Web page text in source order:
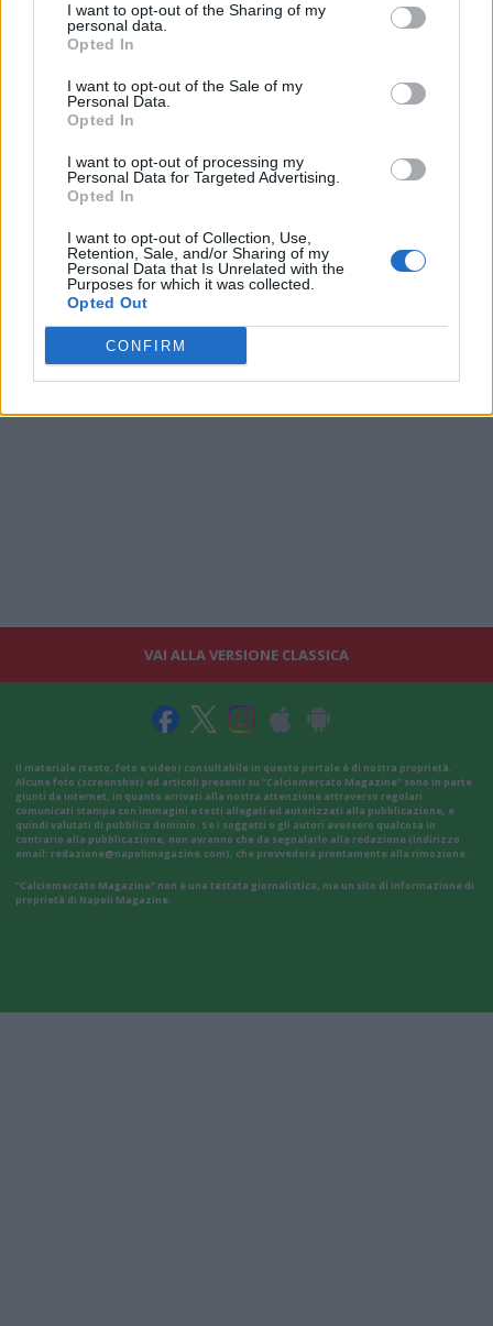
I want to opt-out of the Sharing of my
personal data.
Opted In
I want to opt-out of the Sale of my
Personal Data.
Opted In
I want to opt-out of processing my
Personal Data for Targeted Advertising.
Opted In
I want to opt-out of Collection, Use,
Retention, Sale, and/or Sharing of my
Personal Data that Is Unrelated with the
Purposes for which it was collected.
Opted Out
CONFIRM
VAI ALLA VERSIONE CLASSICA
Il materiale (testo, foto e video) consultabile in questo portale è di nostra proprietà.
Alcune foto (screenshot) ed articoli presenti su "Calciomercato Magazine" sono in parte
giunti da internet, in quanto arrivati alla nostra attenzione attraverso regolari
comunicati stampa con immagini e testi allegati ed autorizzati alla pubblicazione, e
quindi valutati di pubblico dominio. Se i soggetti o gli autori avessero qualcosa in
contrario alla pubblicazione, non avranno che da segnalarlo alla redazione (indirizzo
email: redazione@napolimagazine.com), che provvederà prontamente alla rimozione.
"Calciomercato Magazine" non è una testata giornalistica, ma un sito di informazione di
proprietà di Napoli Magazine.